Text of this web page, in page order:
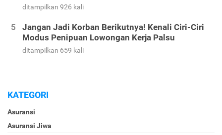
ditampilkan 926 kali
Jangan Jadi Korban Berikutnya! Kenali Ciri-Ciri
Modus Penipuan Lowongan Kerja Palsu
ditampilkan 659 kali
KATEGORI
Asuransi
Asuransi Jiwa